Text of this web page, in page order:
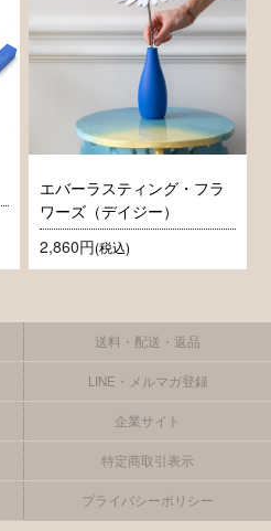
エバーラスティング・フラ
ワーズ（デイジー）
2,860円(税込)
送料・配送・返品
LINE・メルマガ登録
企業サイト
特定商取引表示
プライバシーポリシー